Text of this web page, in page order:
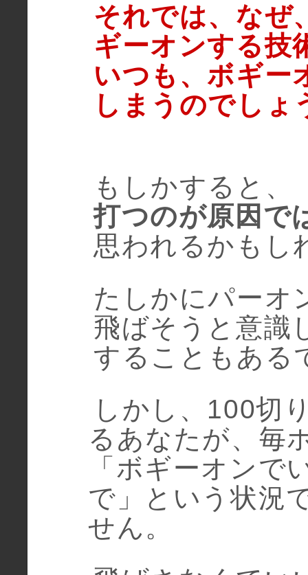
それでは、なぜ
ギーオンする技
いつも、ボギー
しまうのでしょ
もしかすると、
打つのが原因で
思われるかもし
たしかにパーオ
飛ばそうと意識
することもある
しかし、100切
るあなたが、毎
「ボギーオンで
で」という状況
せん。